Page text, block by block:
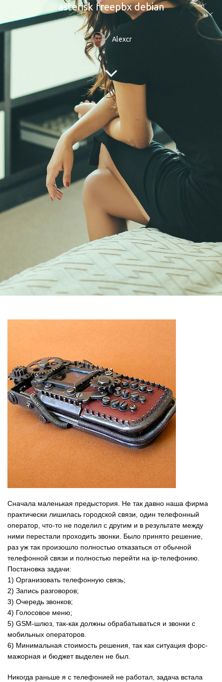
asterisk freepbx debian
Alexcr
Сначала маленькая предыстория. Не так давно наша фирма
практически лишилась городской связи, один телефонный
оператор, что-то не поделил с другим и в результате между
ними перестали проходить звонки. Было принято решение,
раз уж так произошло полностью отказаться от обычной
телефонной связи и полностью перейти на ip-телефонию.
Постановка задачи:
1) Организовать телефонную связь;
2) Запись разговоров;
3) Очередь звонков;
4) Голосовое меню;
5) GSM-шлюз, так-как должны обрабатываться и звонки с
мобильных операторов.
6) Минимальная стоимость решения, так как ситуация форс-
мажорная и бюджет выделен не был.
Никогда раньше я с телефонией не работал, задача встала